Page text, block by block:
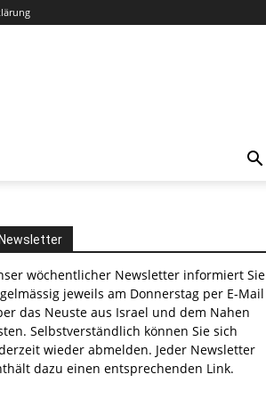
Newsletter
wöchentlicher Newsletter informiert Sie
jeweils am Donnerstag per E-Mail
das Neuste aus Israel und dem Nahen
Selbstverständlich können Sie sich
wieder abmelden. Jeder Newsletter
dazu einen entsprechenden Link.